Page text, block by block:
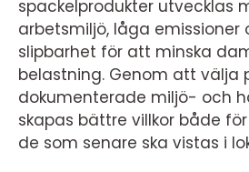
spackelprodukter utvecklas
arbetsmiljö, låga emissioner
slipbarhet för att minska
belastning. Genom att välja
dokumenterade miljö- och
skapas bättre villkor både
de som senare ska vistas i